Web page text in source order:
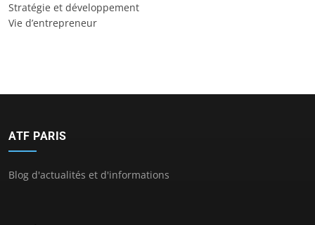
Stratégie et développement
Vie d’entrepreneur
ATF PARIS
Blog d'actualités et d'informations